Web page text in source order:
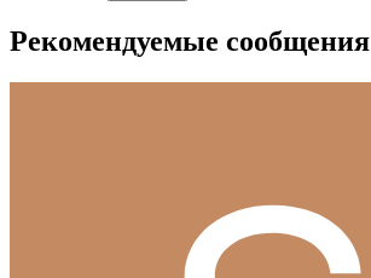
Рекомендуемые сообщения